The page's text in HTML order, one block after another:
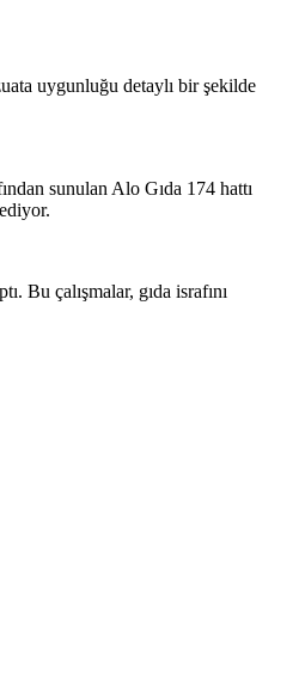
uygunluğu detaylı bir şekilde
sunulan Alo Gıda 174 hattı
Bu çalışmalar, gıda israfını